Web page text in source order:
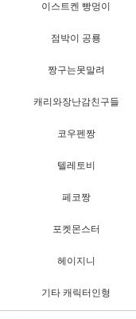
이스트켄 빵멍이
점박이 공룡
짱구는못말려
캐리와장난감친구들
코우펜짱
텔레토비
페코짱
포켓몬스터
헤이지니
기타 캐릭터인형